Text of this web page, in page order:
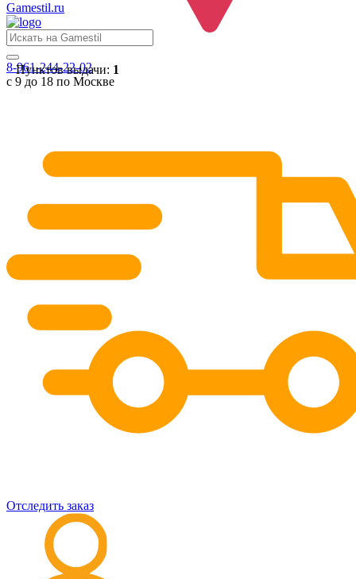
Пунктов выдачи: 1
Gamestil.ru
8-961-244-22-02
с 9 до 18 по Москве
Отследить заказ